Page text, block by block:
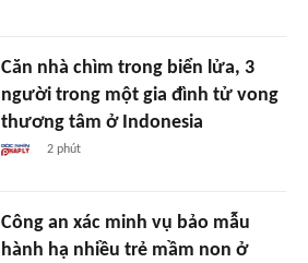
Căn nhà chìm trong biển lửa, 3
người trong một gia đình tử vong
thương tâm ở Indonesia
2 phút
Công an xác minh vụ bảo mẫu
hành hạ nhiều trẻ mầm non ở